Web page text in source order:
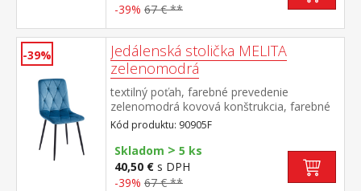
-39% 67 € **
-39%
Jedálenská stolička MELITA
zelenomodrá
textilný poťah, farebné prevedenie
zelenomodrá kovová konštrukcia, farebné
prevedenie čierna výška sedu 50 cm
odporúčaná nosnosť do 120 kg
Kód produktu: 90905F
Skladom > 5 ks
40,50 € s DPH
-39% 67 € **